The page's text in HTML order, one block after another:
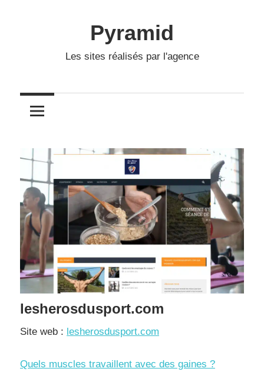
Pyramid
Les sites réalisés par l'agence
lesherosdusport.com
Site web : lesherosdusport.com
Quels muscles travaillent avec des gaines ?